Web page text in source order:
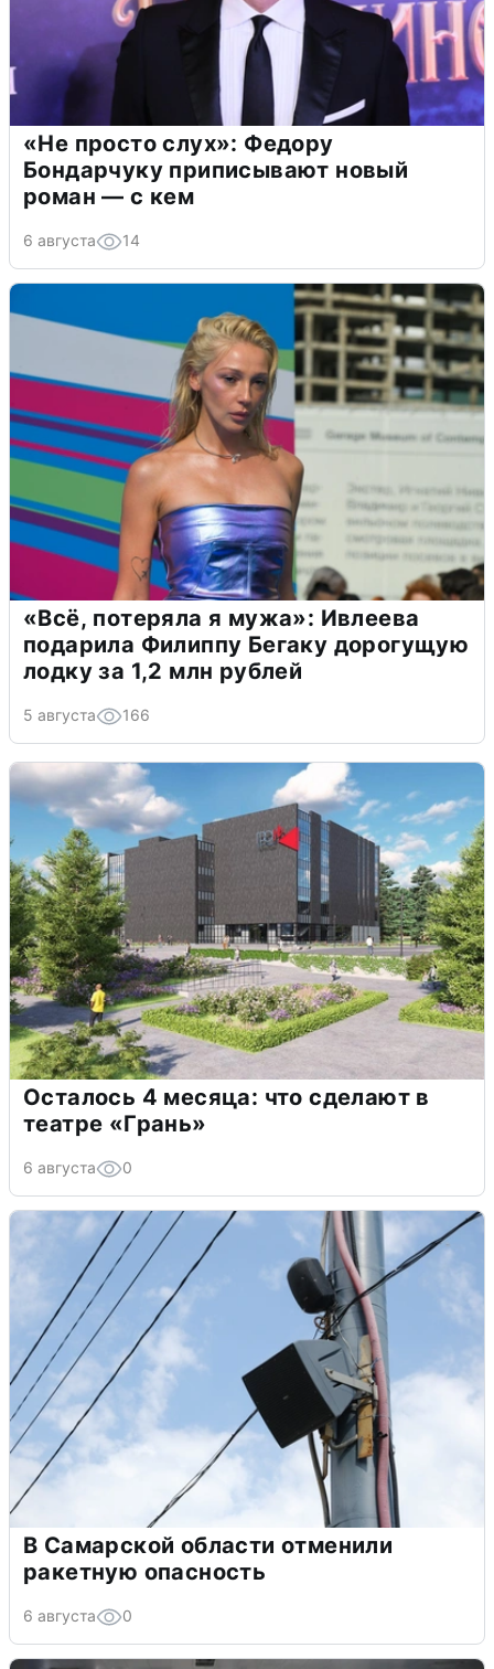
«Не просто слух»: Федору
Бондарчуку приписывают новый
роман — с кем
6 августа 14
«Всё, потеряла я мужа»: Ивлеева
подарила Филиппу Бегаку дорогущую
лодку за 1,2 млн рублей
5 августа 166
Осталось 4 месяца: что сделают в
театре «Грань»
6 августа 0
В Самарской области отменили
ракетную опасность
6 августа 0